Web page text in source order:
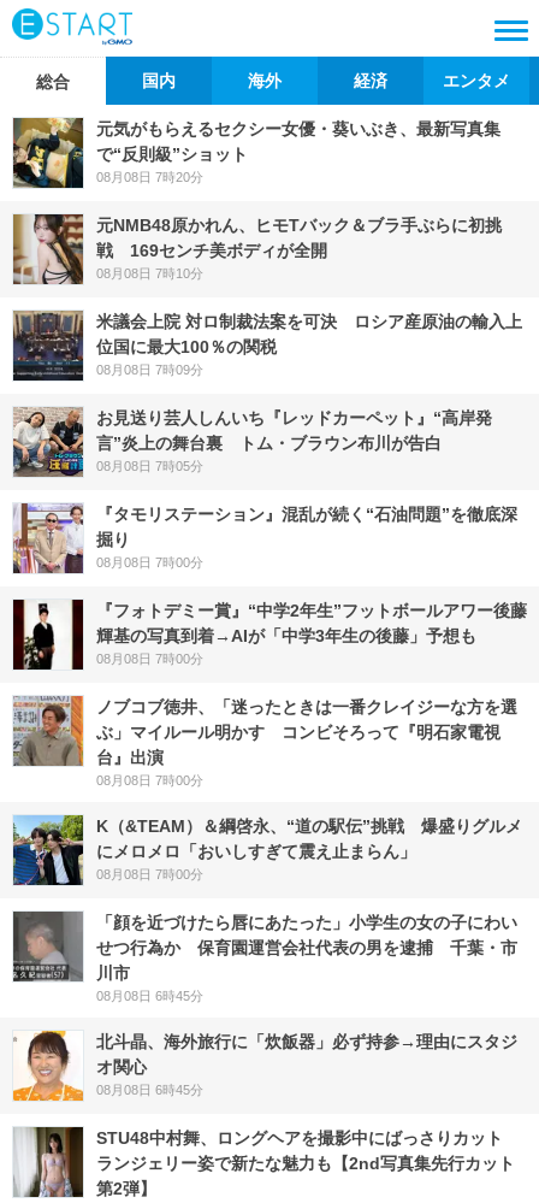
総合 国内 海外 経済 エンタメ
元気がもらえるセクシー女優・葵いぶき、最新写真集
で“反則級”ショット
08月08日 7時20分
元NMB48原かれん、ヒモTバック＆ブラ手ぶらに初挑
戦 169センチ美ボディが全開
08月08日 7時10分
米議会上院 対ロ制裁法案を可決 ロシア産原油の輸入上
位国に最大100％の関税
08月08日 7時09分
お見送り芸人しんいち『レッドカーペット』“高岸発
言”炎上の舞台裏 トム・ブラウン布川が告白
08月08日 7時05分
『タモリステーション』混乱が続く“石油問題”を徹底深
掘り
08月08日 7時00分
『フォトデミー賞』“中学2年生”フットボールアワー後藤
輝基の写真到着→AIが「中学3年生の後藤」予想も
08月08日 7時00分
ノブコブ徳井、「迷ったときは一番クレイジーな方を選
ぶ」マイルール明かす コンビそろって『明石家電視
台』出演
08月08日 7時00分
K（&TEAM）＆綱啓永、“道の駅伝”挑戦 爆盛りグルメ
にメロメロ「おいしすぎて震え止まらん」
08月08日 7時00分
「顔を近づけたら唇にあたった」小学生の女の子にわい
せつ行為か 保育園運営会社代表の男を逮捕 千葉・市
川市
08月08日 6時45分
北斗晶、海外旅行に「炊飯器」必ず持参→理由にスタジ
オ関心
08月08日 6時45分
STU48中村舞、ロングヘアを撮影中にばっさりカット
ランジェリー姿で新たな魅力も【2nd写真集先行カット
第2弾】